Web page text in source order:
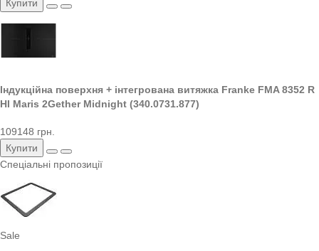
Купити
Індукційна поверхня + інтегрована витяжка Franke FMA 8352 R
HI Maris 2Gether Midnight (340.0731.877)
109148 грн.
Купити
Спеціальні пропозиції
Sale